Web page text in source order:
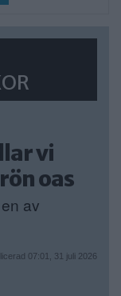
vi
oas
av
07:01, 31 juli 2026